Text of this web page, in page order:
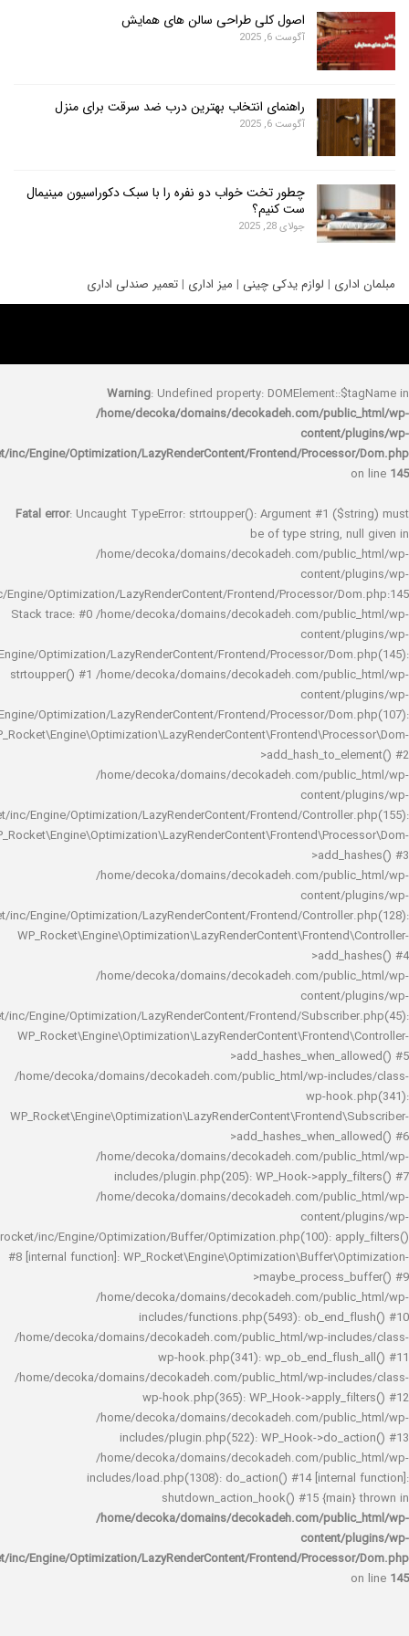
اصول کلی طراحی سالن های همایش
آگوست 6, 2025
راهنمای انتخاب بهترین درب ضد سرقت برای منزل
آگوست 6, 2025
چطور تخت خواب دو نفره را با سبک دکوراسیون مینیمال
ست کنیم؟
جولای 28, 2025
|لوازم یدکی چینی|میز اداری| تعمیر صندلی اداری
Warning: Undefined property:
/home/decoka/domains/decokadeh.com/
rocket/inc/Engine/Optimization/LazyRenderContent/Frontend/
Fatal error : Uncaught TypeError: strtoupper(): Argument #1
be of type string,
/home/decoka/domains/decokadeh.com/
rocket/inc/Engine/Optimization/LazyRenderContent/Frontend/Processor/
Stack trace: #0 /home/decoka/domains/decokadeh.com/
rocket/inc/Engine/Optimization/LazyRenderContent/Frontend/Processor/
strtoupper() #1 /home/decoka/domains/decokadeh.com/
rocket/inc/Engine/Optimization/LazyRenderContent/Frontend/Processor/
/home/decoka/domains/decokadeh.com/
rocket/inc/Engine/Optimization/LazyRenderContent/Frontend/
/home/decoka/domains/decokadeh.com/
rocket/inc/Engine/Optimization/LazyRenderContent/Frontend/
/home/decoka/domains/decokadeh.com/
rocket/inc/Engine/Optimization/LazyRenderContent/Frontend/
/home/decoka/domains/decokadeh.com/public_html/wp-
wp-
/home/decoka/domains/decokadeh.com/
includes/plugin.php(205): WP_Hook-
/home/decoka/domains/decokadeh.com/
rocket/inc/Engine/Optimization/Buffer/Optimization.php(100):
#8 [internal function]:
/home/decoka/domains/decokadeh.com/
includes/functions.php(5493):
/home/decoka/domains/decokadeh.com/public_html/wp-
wp-hook.php(341):
/home/decoka/domains/decokadeh.com/public_html/wp-
wp-hook.php(365): WP_Hook-
/home/decoka/domains/decokadeh.com/
includes/plugin.php(522): WP_Hook-
/home/decoka/domains/decokadeh.com/
includes/load.php(1308): do_action() #14
shutdown_action_hook() #15
/home/decoka/domains/decokadeh.com/
rocket/inc/Engine/Optimization/LazyRenderContent/Frontend/